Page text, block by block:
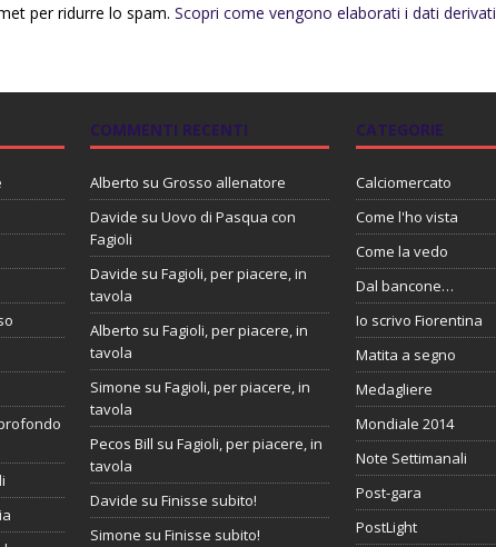
per ridurre lo spam. Scopri come vengono elaborati i dati derivati
COMMENTI RECENTI
Alberto su Grosso allenatore
Davide suUovo di Pasqua con
Fagioli
Davide suFagioli, per piacere, in
tavola
Alberto suFagioli, per piacere, in
tavola
Simone suFagioli, per piacere, in
tavola
Pecos Bill suFagioli, per piacere, in
tavola
Davide suFinisse subito!
Simone suFinisse subito!
CATEGORIE
Calciomercato
Come l'ho vista
Come la vedo
Dal bancone…
Io scrivo Fiorentina
Matita a segno
Medagliere
Mondiale 2014
Note Settimanali
Post-gara
PostLight